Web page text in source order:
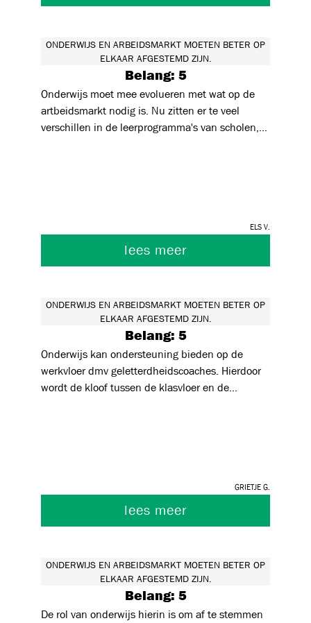
ONDERWIJS EN ARBEIDSMARKT MOETEN BETER OP
ELKAAR AFGESTEMD ZIJN.
Belang: 5
Onderwijs moet mee evolueren met wat op de
artbeidsmarkt nodig is. Nu zitten er te veel
verschillen in de leerprogramma's van scholen,
Els V.
lees meer
ONDERWIJS EN ARBEIDSMARKT MOETEN BETER OP
ELKAAR AFGESTEMD ZIJN.
Belang: 5
Onderwijs kan ondersteuning bieden op de
werkvloer dmv geletterdheidscoaches. Hierdoor
wordt de kloof tussen de klasvloer en de
Grietje G.
lees meer
ONDERWIJS EN ARBEIDSMARKT MOETEN BETER OP
ELKAAR AFGESTEMD ZIJN.
Belang: 5
De rol van onderwijs hierin is om af te stemmen